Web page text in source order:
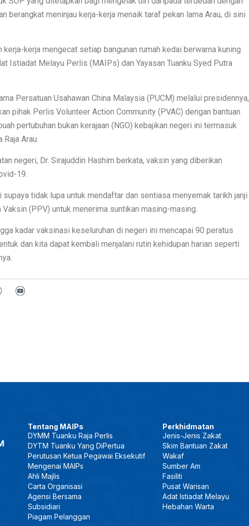
berangkat meninjau kerja-kerja menaik taraf pekan lama Arau, di sini
kerja mengecat setiap bangunan rumah kedai berwarna kuning
Istiadat Melayu Perlis (MAIPs) dan Yayasan Tuanku Syed Putra
Persatuan Usahawan China Malaysia (PUCM) melalui presidennya,
pihak Perlis Volunteer Action Community (PVAC) dengan bantuan
pertubuhan bukan kerajaan (NGO) kebajikan negeri ini termasuk
Arau.
negeri, Dr. Sirajuddin Hashim berkata, vaksin yang diberikan
19.
tidak lupa untuk mendaftar dan sentiasa menyemak tarikh janji
(PPV) untuk menerima suntikan masing-masing.
kadar vaksinasi keseluruhan di negeri ini mencapai 90 peratus
dan kita dapat kembali menjalani rutin kehidupan harian seperti
Tentang MAIPs
DYMM Tuanku Raja Perlis
DYTM Tuanku Yang DiPertua
Perutusan Ketua Pegawai Eksekutif
Mengenai MAIPs
Ahli Majlis
Carta Organisasi
Agensi Bersama
Subsidiari
Piagam Pelanggan
Perkhidmatan
Jenis-Jenis Zakat
Skim Bantuan Zakat
Wakaf
Sumber Am
Fasiliti
Pusat Warisan
Adat Istiadat Melayu
Hebahan Warta